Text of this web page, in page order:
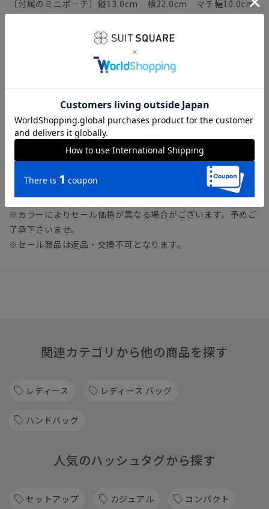
〔付属のミニポーチ〕縦13.0cm 横22.0cm マチ幅10.0cm
※商品の仕上がりサイズ（出来上がり寸法）は上記のサイズ表
※同サイズまたは同一商品でも、生産の過程で1.0cm～2.0cm
品画像をご確認ください。
※商品画像はできる限り実際の色に近づけて掲載しております
が、パソコン環境により色味に誤差が生じる場合がございま
す。予めご了承下さいませ。
※セール商品のため、セットアップ対応商品や一部カラーの販
売を終了している可能性がございます。
※カラーによりセール価格が異なる場合がございます。予めご
了承下さいませ。
※セール商品は返品・交換不可となります。
関連カテゴリから他の商品を探す
レディース レディース バッグ
ハンドバッグ
人気のハッシュタグから探す
セットアップ カジュアル コンパクト